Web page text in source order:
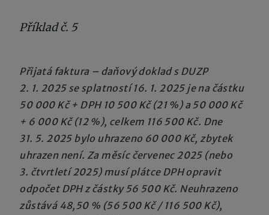
Příklad č. 5
Přijatá faktura – daňový doklad s DUZP
2. 1. 2025 se splatností 16. 1. 2025 je na částku
50 000 Kč + DPH 10 500 Kč (21 %) a 50 000 Kč
+ 6 000 Kč (12 %), celkem 116 500 Kč. Dne
31. 5. 2025 bylo uhrazeno 60 000 Kč, zbytek
uhrazen není. Za měsíc červenec 2025 (nebo
3. čtvrtletí 2025) musí plátce DPH opravit
odpočet DPH z částky 56 500 Kč. Neuhrazeno
zůstává 48,50 % (56 500 Kč / 116 500 Kč),